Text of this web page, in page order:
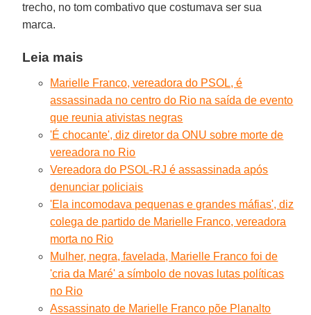
trecho, no tom combativo que costumava ser sua
marca.
Leia mais
Marielle Franco, vereadora do PSOL, é
assassinada no centro do Rio na saída de evento
que reunia ativistas negras
'É chocante', diz diretor da ONU sobre morte de
vereadora no Rio
Vereadora do PSOL-RJ é assassinada após
denunciar policiais
'Ela incomodava pequenas e grandes máfias', diz
colega de partido de Marielle Franco, vereadora
morta no Rio
Mulher, negra, favelada, Marielle Franco foi de
'cria da Maré' a símbolo de novas lutas políticas
no Rio
Assassinato de Marielle Franco põe Planalto